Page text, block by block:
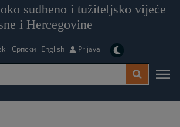
sudbeno i tužiteljsko vijeće
i Hercegovine
Српски English Prijava